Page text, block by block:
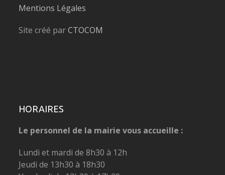
Mentions Légales
Site créé parCTOCOM
HORAIRES
Le personnel de la mairie vous accueille :
Lundi et mardi de 8h30 à 12h
Jeudi de 13h30 à 18h30